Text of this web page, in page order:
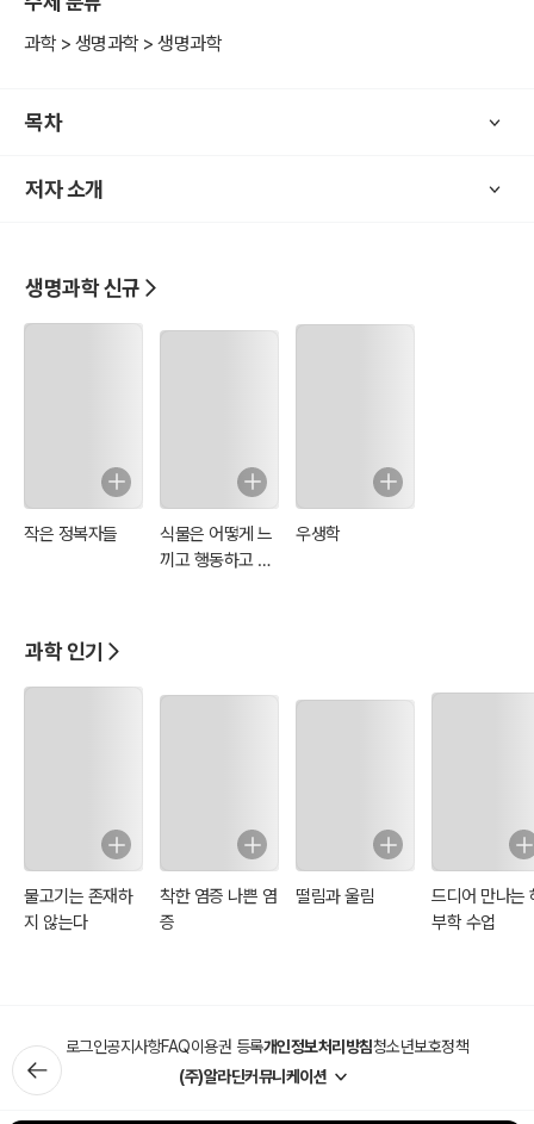
독자들은 이 개인 여정을 읽음으로 해서, “생정보학” (bioinformatics)
과
있습니다.
[저자소개]
다고 생각하고, 의학, 자연과학, 약학을 동시에 할수 있는 수의학을 전
atics)으로 박사학위를 공부하였다.
해서, 보스톤의 하바드의대에서 연구원으로 일하였고, 2001년에는 영
MRC센터에서 본격적으로 노화현상의 정보처리적 해석을 시작했으
나, 2003년 한국으로 돌아와 현재는 테라젠(주)의 게놈사업부를 운영
하고있고 동시에 게놈재단(재)의 대표이사를 하고 있다.
과학 > 생명과학 > 생명과학
목차
저자 소개
생명과학 신규
작은 정복자들
식물은 어떻게 느
끼고 행동하고 기
우생학
과학 인기
물고기는 존재하
지 않는다
착한 염증 나쁜 염
증
떨림과 울림
드디어 만나는
부학 수업
로그인공지사항FAQ이용권 등록개인정보처리방침청소년보호정책
(주)알라딘커뮤니케이션